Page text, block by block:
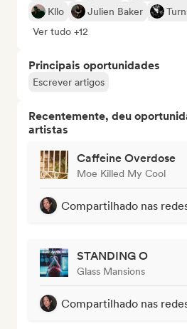
Kllo
Julien Baker
Ver tudo +12
Principais oportunidades
Escrever artigos
Recentemente, deu
artistas
Caffeine Overdose
Moe Killed My Cool
Compartilhado nas
STANDING O
Glass Mansions
Compartilhado nas